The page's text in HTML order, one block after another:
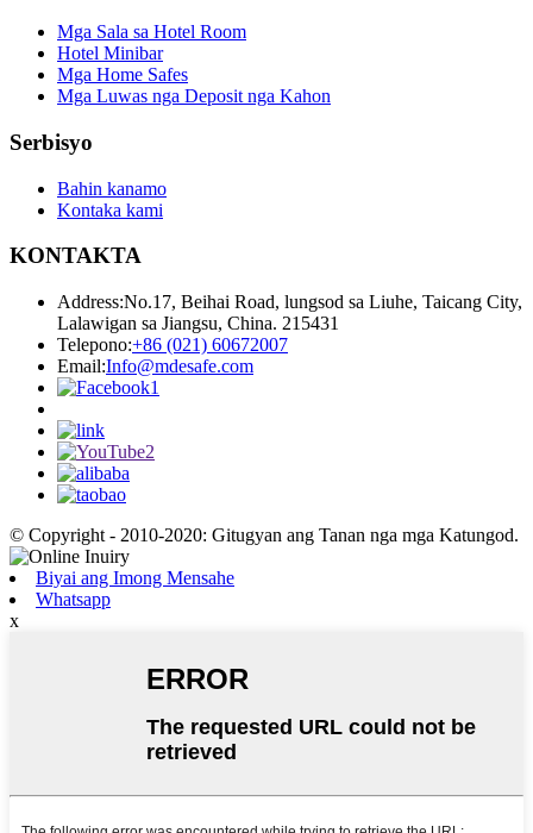
Mga Sala sa Hotel Room
Hotel Minibar
Mga Home Safes
Mga Luwas nga Deposit nga Kahon
Serbisyo
Bahin kanamo
Kontaka kami
KONTAKTA
Address:No.17, Beihai Road, lungsod sa Liuhe, Taicang City,
Lalawigan sa Jiangsu, China. 215431
Telepono:+86 (021) 60672007
Email:Info@mdesafe.com
© Copyright - 2010-2020: Gitugyan ang Tanan nga mga Katungod.
Biyai ang Imong Mensahe
Whatsapp
x